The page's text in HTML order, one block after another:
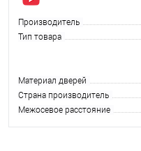
Производитель
Тип товара
Материал дверей
Страна производитель
Межосевое расстояние